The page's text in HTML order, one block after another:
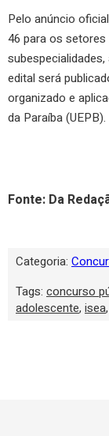
Pelo anúncio
46 para os
edital será
organizado e
da Paraíba (UEPB).
Fonte: Da
Categoria:
Tags: concurso
adolescente, isea,